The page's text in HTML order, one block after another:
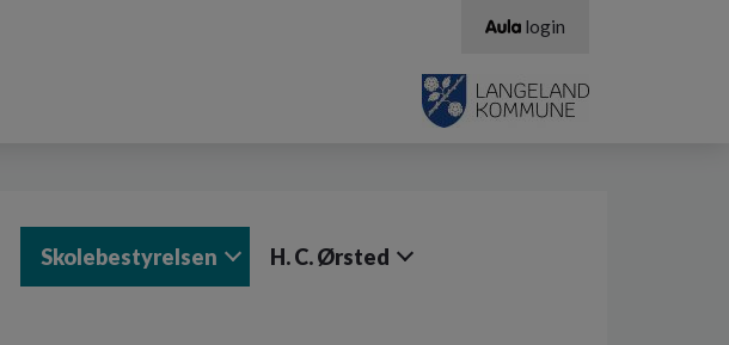
login
Skolebestyrelsen H. C. Ørsted